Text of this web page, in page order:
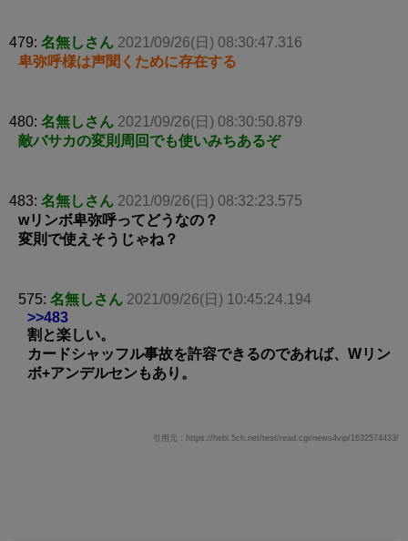
479: 名無しさん 2021/09/26(日) 08:30:47.316
卑弥呼様は声聞くために存在する
480: 名無しさん 2021/09/26(日) 08:30:50.879
敵バサカの変則周回でも使いみちあるぞ
483: 名無しさん 2021/09/26(日) 08:32:23.575
wリンボ卑弥呼ってどうなの？
変則で使えそうじゃね？
575: 名無しさん 2021/09/26(日) 10:45:24.194
>>483
割と楽しい。
カードシャッフル事故を許容できるのであれば、Wリン
ボ+アンデルセンもあり。
引用元：https://hebi.5ch.net/test/read.cgi/news4vip/1632574433/